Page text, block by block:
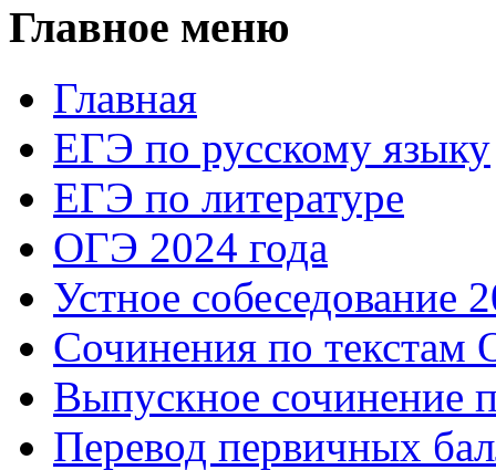
Главное меню
Главная
ЕГЭ по русскому языку
ЕГЭ по литературе
ОГЭ 2024 года
Устное собеседование
Сочинения по текстам
Выпускное сочинение
Перевод первичных